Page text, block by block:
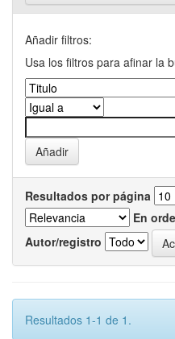
Añadir filtros:
Usa los filtros para afinar la
Resultados por página
En
Autor/registro
Resultados 1-1 de 1.